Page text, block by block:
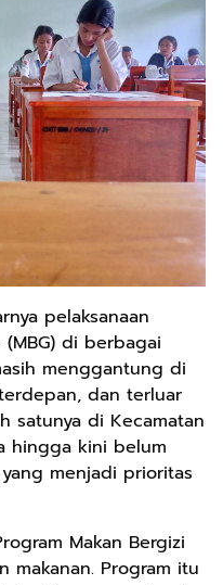
pelaksanaan
(MBG) di berbagai
menggantung di
dan terluar
satunya di Kecamatan
hingga kini belum
menjadi prioritas
Makan Bergizi
makanan. Program itu